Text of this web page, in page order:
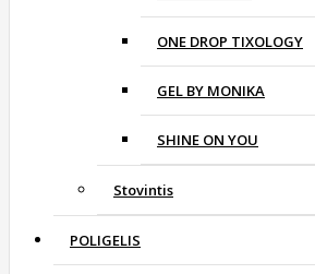
ONE DROP TIXOLOGY
GEL BY MONIKA
SHINE ON YOU
Stovintis
POLIGELIS